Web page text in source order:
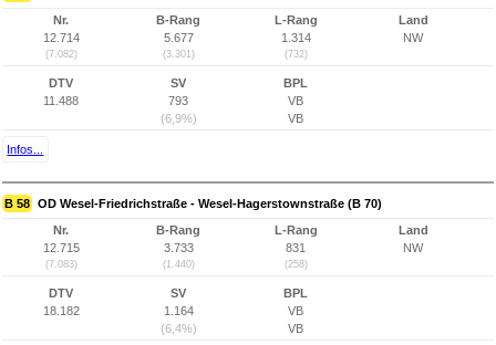
Nr.
12.714
(7.082)
B-Rang
5.677
(3.301)
L-Rang
1.314
(732)
Land
NW
DTV
11.488
SV
793
(6,9%)
BPL
VB
VB
Infos...
B 58 OD Wesel-Friedrichstraße - Wesel-Hagerstownstraße (B 70)
Nr.
12.715
(7.083)
B-Rang
3.733
(1.440)
L-Rang
831
(258)
Land
NW
DTV
18.182
SV
1.164
(6,4%)
BPL
VB
VB